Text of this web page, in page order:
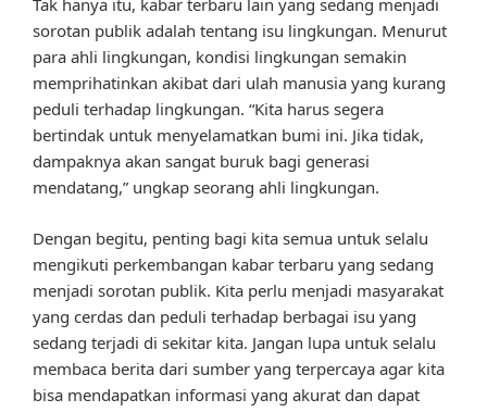
Tak hanya itu, kabar terbaru lain yang sedang menjadi
sorotan publik adalah tentang isu lingkungan. Menurut
para ahli lingkungan, kondisi lingkungan semakin
memprihatinkan akibat dari ulah manusia yang kurang
peduli terhadap lingkungan. “Kita harus segera
bertindak untuk menyelamatkan bumi ini. Jika tidak,
dampaknya akan sangat buruk bagi generasi
mendatang,” ungkap seorang ahli lingkungan.
Dengan begitu, penting bagi kita semua untuk selalu
mengikuti perkembangan kabar terbaru yang sedang
menjadi sorotan publik. Kita perlu menjadi masyarakat
yang cerdas dan peduli terhadap berbagai isu yang
sedang terjadi di sekitar kita. Jangan lupa untuk selalu
membaca berita dari sumber yang terpercaya agar kita
bisa mendapatkan informasi yang akurat dan dapat